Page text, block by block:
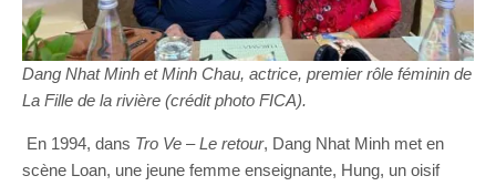
Dang Nhat Minh et Minh Chau, actrice, premier rôle féminin de
La Fille de la rivière (crédit photo FICA).
En 1994, dans Tro Ve –Le retour, Dang Nhat Minh met en
scène Loan, une jeune femme enseignante, Hung, un oisif